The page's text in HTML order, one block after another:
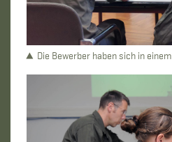
Die Bewerber haben sich in